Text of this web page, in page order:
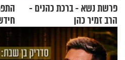
פרשת נשא - ברכת כהנים -
הרב זמיר כהן
ראדה